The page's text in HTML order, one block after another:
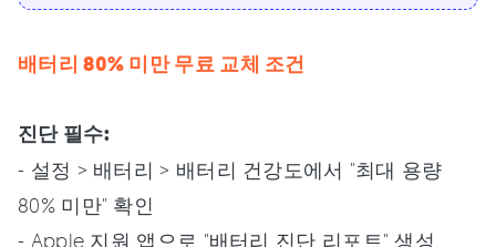
배터리 80% 미만 무료 교체 조건
진단 필수:
- 설정 > 배터리 > 배터리 건강도에서 "최대 용량
80% 미만" 확인
- Apple 지원 앱으로 "배터리 진단 리포트" 생성